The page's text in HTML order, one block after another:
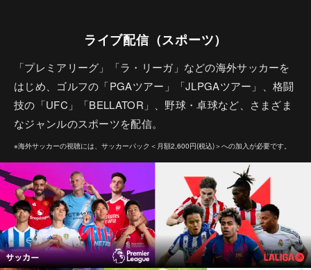
ライブ配信（スポーツ）
「プレミアリーグ」「ラ・リーガ」などの海外サッカーを
はじめ、ゴルフの「PGAツアー」「JLPGAツアー」、格闘
技の「UFC」「BELLATOR」、野球・卓球など、さまざま
なジャンルのスポーツを配信。
※海外サッカーの視聴には、サッカーパック＜月額2,600円(税込)＞への加入が必要です。